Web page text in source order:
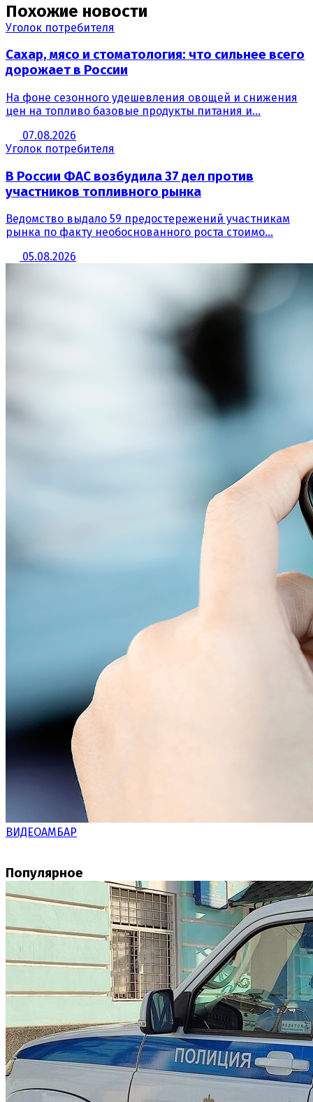
Похожие новости
Уголок потребителя
Сахар, мясо и стоматология: что сильнее всего
дорожает в России
На фоне сезонного удешевления овощей и снижения
цен на топливо базовые продукты питания и...
07.08.2026
Уголок потребителя
В России ФАС возбудила 37 дел против
участников топливного рынка
Ведомство выдало 59 предостережений участникам
рынка по факту необоснованного роста стоимо...
05.08.2026
ВИДЕОАМБАР
Популярное